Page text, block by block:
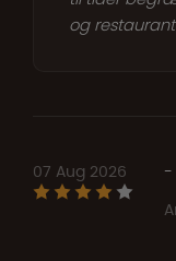
og
07 Aug 2026
-